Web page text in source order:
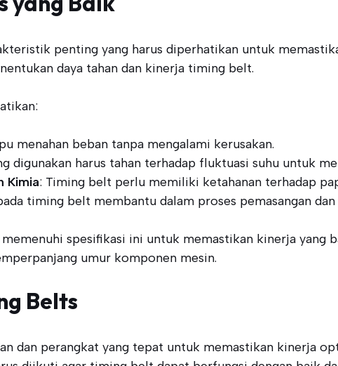
penting yang harus diperhatikan untuk
daya tahan dan kinerja timing belt.
menahan beban tanpa mengalami kerusakan.
digunakan harus tahan terhadap fluktuasi suhu untuk
Kimia: Timing belt perlu memiliki ketahanan terhadap
timing belt membantu dalam proses pemasangan dan
spesifikasi ini untuk memastikan kinerja yang
umur komponen mesin.
Belts
dan perangkat yang tepat untuk memastikan kinerja